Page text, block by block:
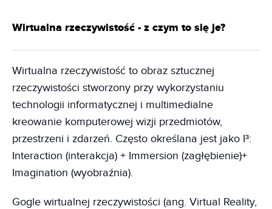
Wirtualna rzeczywistość - z czym to się je?
Wirtualna rzeczywistość to obraz sztucznej
rzeczywistości stworzony przy wykorzystaniu
technologii informatycznej i multimedialne
kreowanie komputerowej wizji przedmiotów,
przestrzeni i zdarzeń. Często określana jest jako I³:
Interaction (interakcja) + Immersion (zagłębienie)+
Imagination (wyobraźnia).
Gogle wirtualnej rzeczywistości (ang. Virtual Reality,